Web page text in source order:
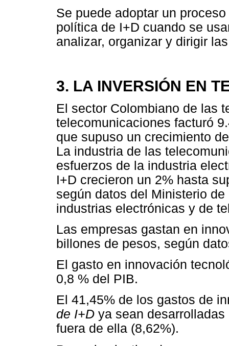
Se puede adoptar un
política de I+D cuando se
analizar, organizar y dirigir
3. LA INVERSIÓN EN
El sector Colombiano de las
telecomunicaciones facturó
que supuso un crecimiento
La industria de las
esfuerzos de la industria
I+D crecieron un 2% hasta
según datos del Ministerio
industrias electrónicas y de
Las empresas gastan en
billones de pesos, según
El gasto en innovación
0,8 % del PIB.
El 41,45% de los gastos de
de I+D ya sean
fuera de ella (8,62%).